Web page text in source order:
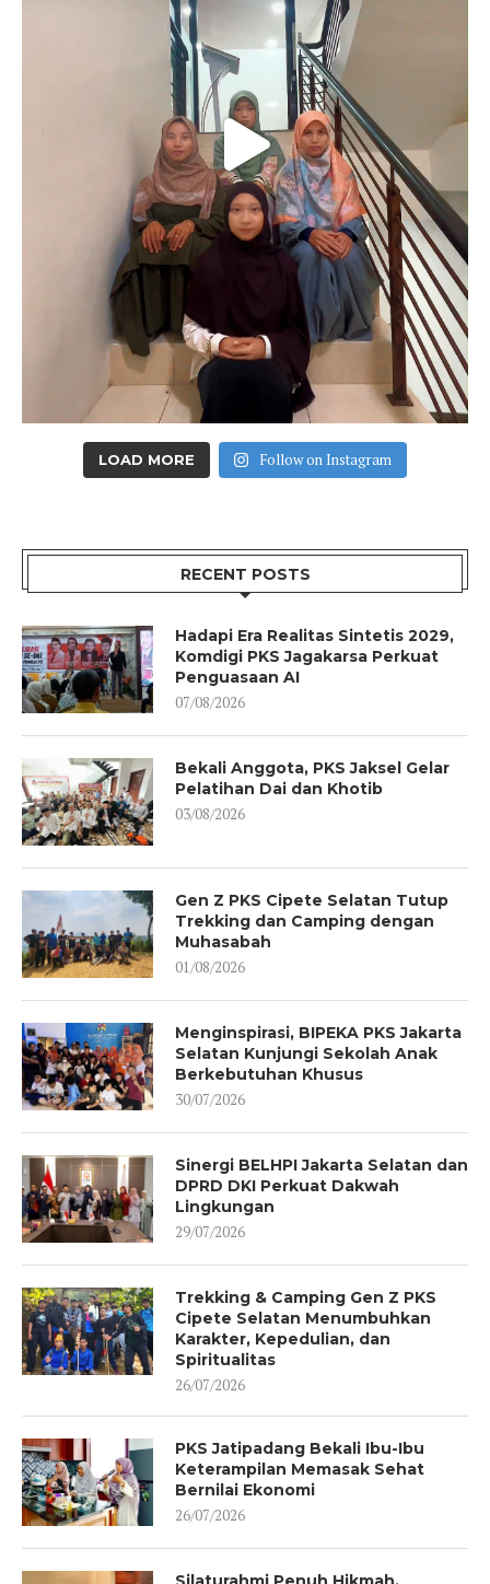
LOAD MORE Follow on Instagram
RECENT POSTS
Hadapi Era Realitas Sintetis 2029,
Komdigi PKS Jagakarsa Perkuat
Penguasaan AI
07/08/2026
Bekali Anggota, PKS Jaksel Gelar
Pelatihan Dai dan Khotib
03/08/2026
Gen Z PKS Cipete Selatan Tutup
Trekking dan Camping dengan
Muhasabah
01/08/2026
Menginspirasi, BIPEKA PKS Jakarta
Selatan Kunjungi Sekolah Anak
Berkebutuhan Khusus
30/07/2026
Sinergi BELHPI Jakarta Selatan dan
DPRD DKI Perkuat Dakwah
Lingkungan
29/07/2026
Trekking & Camping Gen Z PKS
Cipete Selatan Menumbuhkan
Karakter, Kepedulian, dan
Spiritualitas
26/07/2026
PKS Jatipadang Bekali Ibu-Ibu
Keterampilan Memasak Sehat
Bernilai Ekonomi
26/07/2026